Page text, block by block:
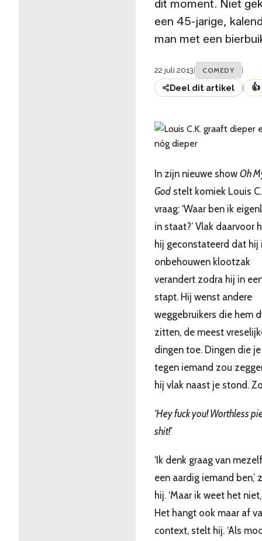
dit moment. Niet
een 45-jarige,
man met een
22 juli 2013| COMEDY |
Deel dit artikel | 👍
In zijn nieuwe show Oh
God stelt komiek Louis
vraag: ‘Waar ben ik
in staat?’ Vlak daarvoor
hij geconstateerd dat hij
onbehouwen klootzak
verandert zodra hij in
stapt. Hij wenst andere
weggebruikers die hem
zitten, de meest
dingen toe. Dingen die
tegen iemand zou
hij vlak naast je stond.
‘Hey fuck you! Worthless
shit!’
‘Ik denk graag van
een aardig iemand ben,’
hij. ‘Maar ik weet het niet,
Het hangt ook maar af
context, stelt hij. ‘Als